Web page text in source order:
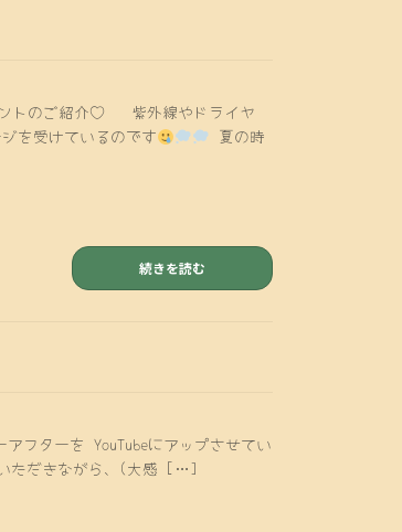
ントのご紹介♡ 紫外線やドライヤ
を受けているのです
夏の時
続きを読む
フターを YouTubeにアップさせてい
いただきながら、(大感 […]